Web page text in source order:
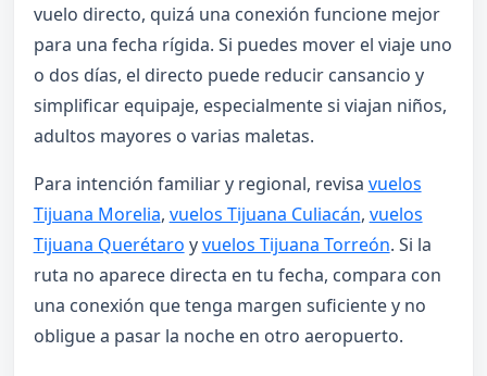
vuelo directo, quizá una conexión funcione mejor
para una fecha rígida. Si puedes mover el viaje uno
o dos días, el directo puede reducir cansancio y
simplificar equipaje, especialmente si viajan niños,
adultos mayores o varias maletas.
Para intención familiar y regional, revisa vuelos
Tijuana Morelia, vuelos Tijuana Culiacán, vuelos
Tijuana Querétaro yvuelos Tijuana Torreón. Si la
ruta no aparece directa en tu fecha, compara con
una conexión que tenga margen suficiente y no
obligue a pasar la noche en otro aeropuerto.